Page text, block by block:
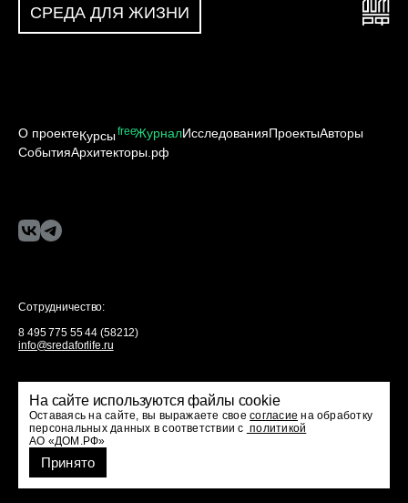
СРЕДА ДЛЯ ЖИЗНИ
Политика конфиденциальности
О проектеКурсыfreeЖурналИсследованияПроектыАвторы
СобытияАрхитекторы.рф
Сотрудничество:
8 495 775 55 44 (58212)
info@sredaforlife.ru
Все права защищены
© 2024 «Среда для жизни»
На сайте используются файлы cookie
Оставаясь на сайте, вы выражаете своесогласие на обработку
персональных данных в соответствии с политикой
АО «ДОМ.РФ»
Принято